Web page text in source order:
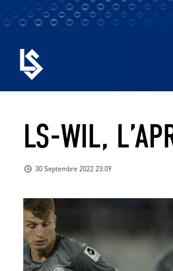
LS-WIL,
30 Septembre 2022 23:09